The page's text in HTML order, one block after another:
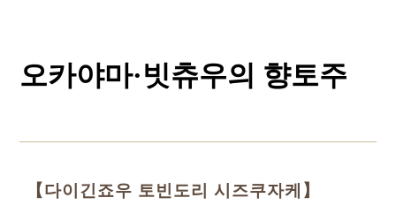
오카야마·빗츄우의 향토주
【다이긴죠우 토빈도리 시즈쿠자케】